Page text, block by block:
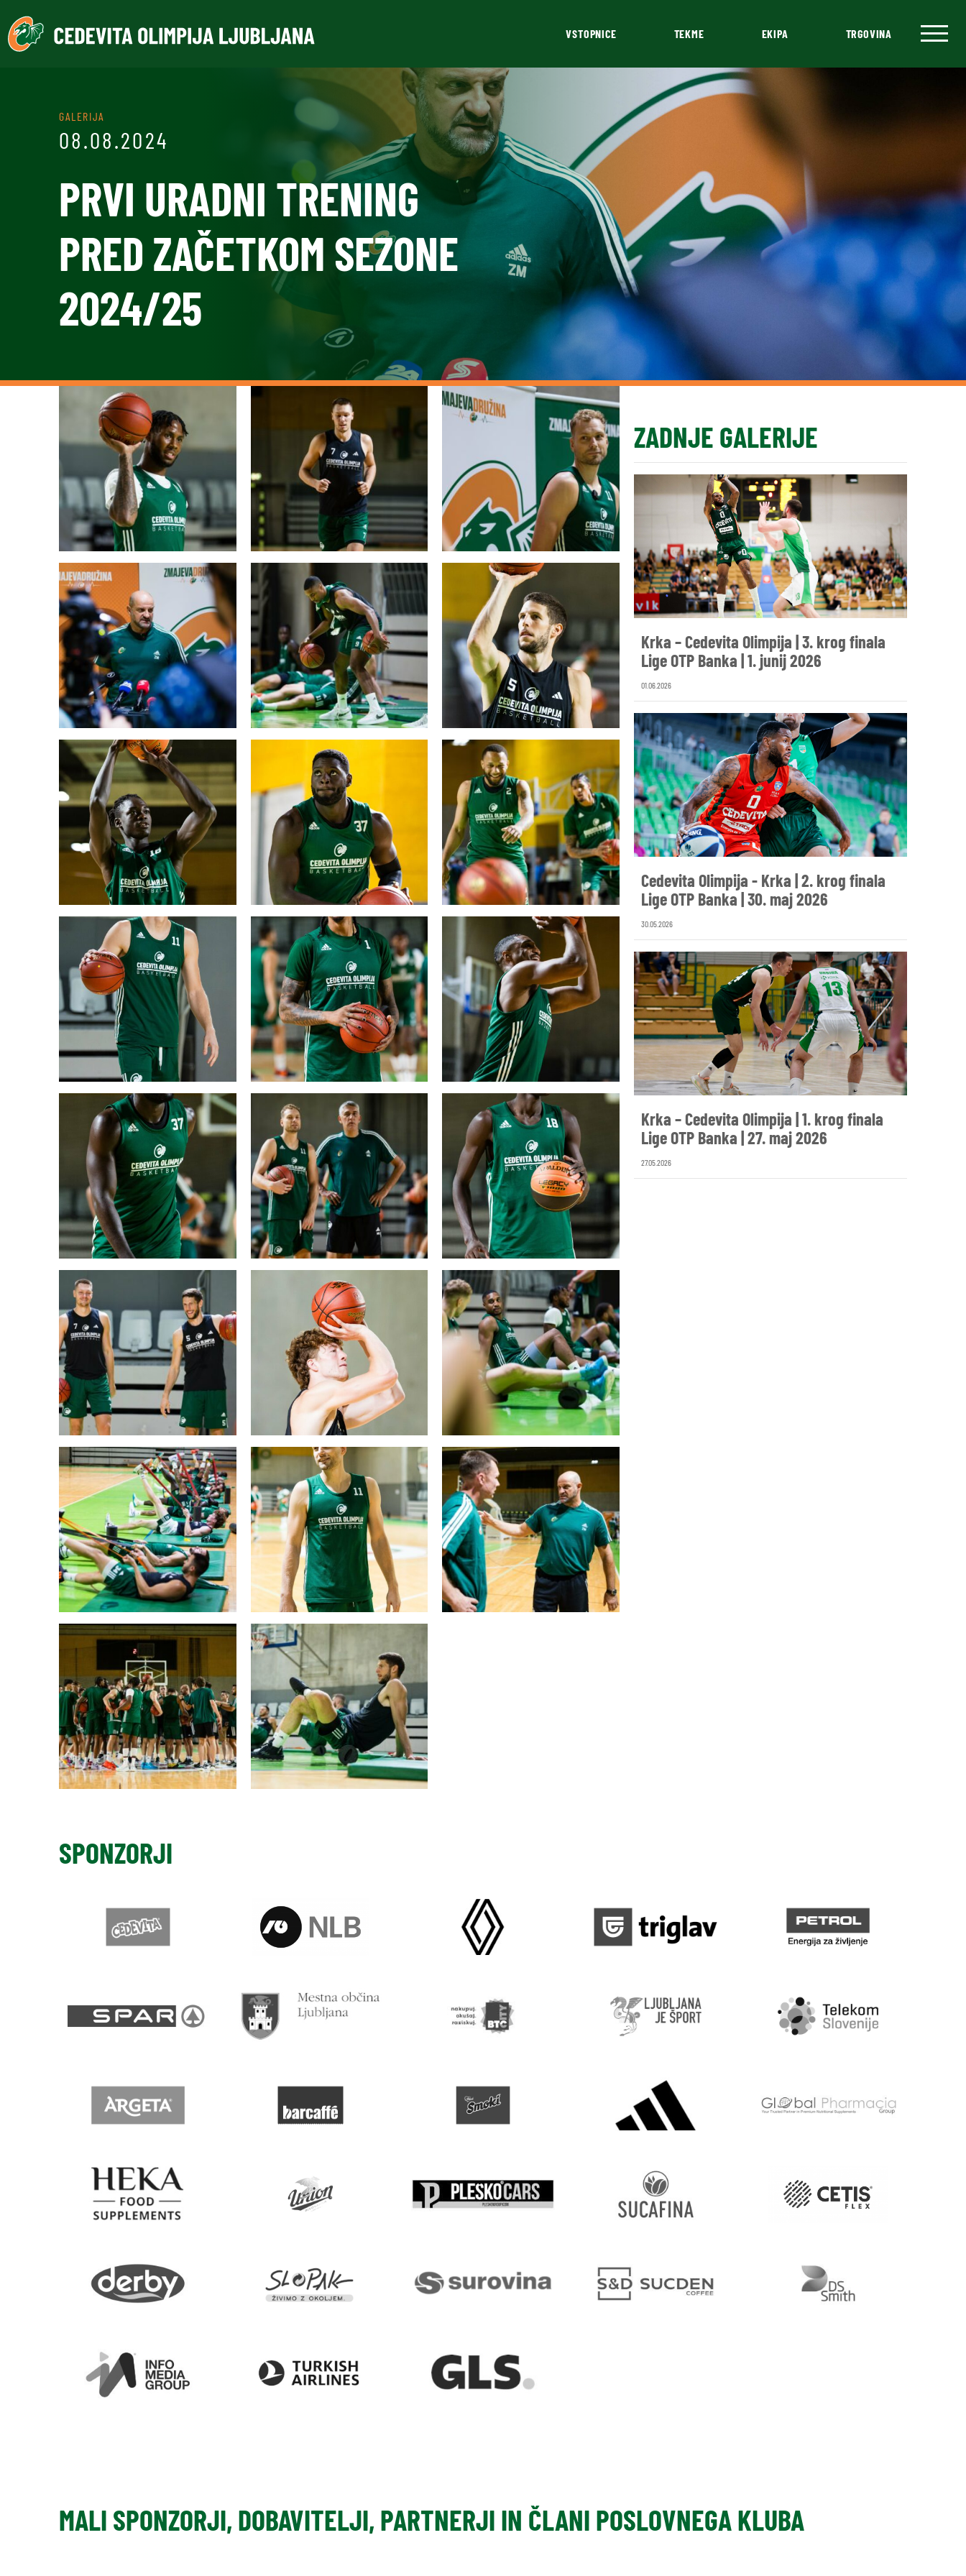
VSTOPNICE TEKME EKIPA TRGOVINA
GALERIJA
08.08.2024
PRVI URADNI TRENING
PRED ZAČETKOM SEZONE
2024/25
ZADNJE GALERIJE
Krka – Cedevita Olimpija | 3. krog finala
Lige OTP Banka | 1. junij 2026
01.06.2026
Cedevita Olimpija - Krka | 2. krog finala
Lige OTP Banka | 30. maj 2026
30.05.2026
Krka – Cedevita Olimpija | 1. krog finala
Lige OTP Banka | 27. maj 2026
27.05.2026
SPONZORJI
MALI SPONZORJI, DOBAVITELJI, PARTNERJI IN ČLANI POSLOVNEGA KLUBA